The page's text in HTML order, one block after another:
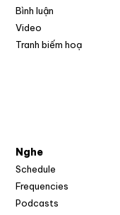
Bình luận
Video
Tranh biếm hoạ
Nghe
Schedule
Frequencies
Podcasts